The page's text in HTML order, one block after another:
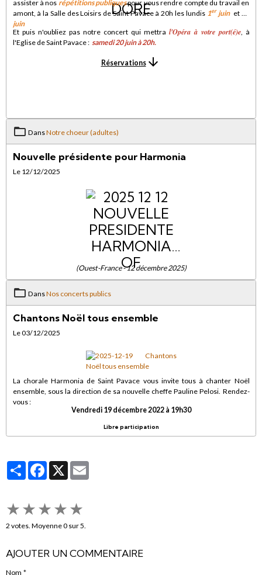
assister à nos répétitions publiquespour vous rendre compte du travail en
amont, à la Salle des Loisirs de Saint Pavace à 20h les lundis 1erjuin et 15
juin
Et puis n'oubliez pas notre concert qui mettra l'Opéra à votre port(é)e, à
l'Eglise de Saint Pavace : samedi 20 juin à 20h.
Réservations
DansNotre choeur (adultes)
Nouvelle présidente pour Harmonia
Le 12/12/2025
(Ouest-France - 12 décembre 2025)
DansNos concerts publics
Chantons Noël tous ensemble
Le 03/12/2025
La chorale Harmonia de Saint Pavace vous invite tous à chanter Noël
ensemble, sous la direction de sa nouvelle cheffe Pauline Pelosi. Rendez-
vous :
Vendredi 19 décembre 2022 à 19h30
Libre participation
PartagerFacebook
X
★★★★★
2votes. Moyenne0 sur 5.
AJOUTER UN COMMENTAIRE
Nom